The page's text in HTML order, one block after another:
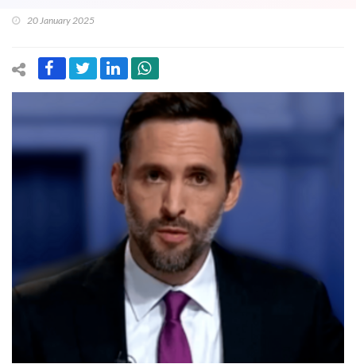
20 January 2025